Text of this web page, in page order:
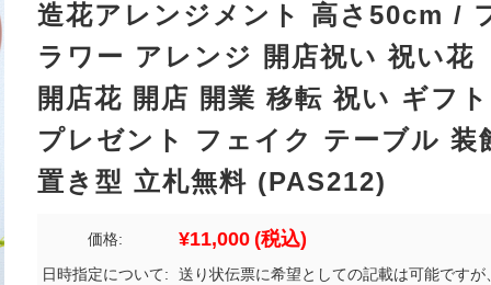
造花アレンジメント 高さ50cm /
ラワー アレンジ 開店祝い 祝い花
開店花 開店 開業 移転 祝い ギフト
プレゼント フェイク テーブル 装
置き型 立札無料 (PAS212)
価格: ¥11,000 (税込)
日時指定について: 送り状伝票に希望としての記載は可能ですが